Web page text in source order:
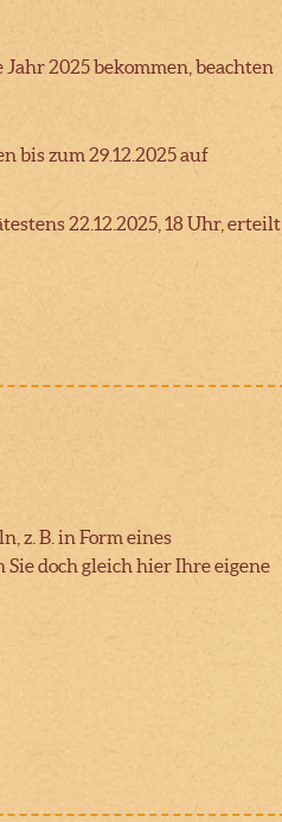
2025 bekommen, beachten
bis zum 29.12.2025 auf
22.12.2025, 18 Uhr, erteilt
z. B. in Form eines
doch gleich hier Ihre eigene